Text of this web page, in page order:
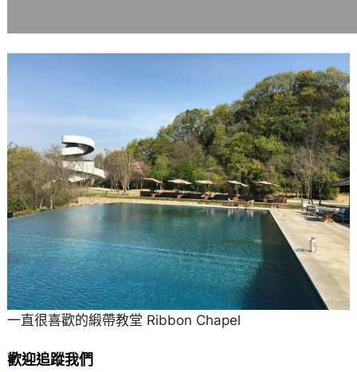
一直很喜歡的緞帶教堂 Ribbon Chapel
歡迎追蹤我們